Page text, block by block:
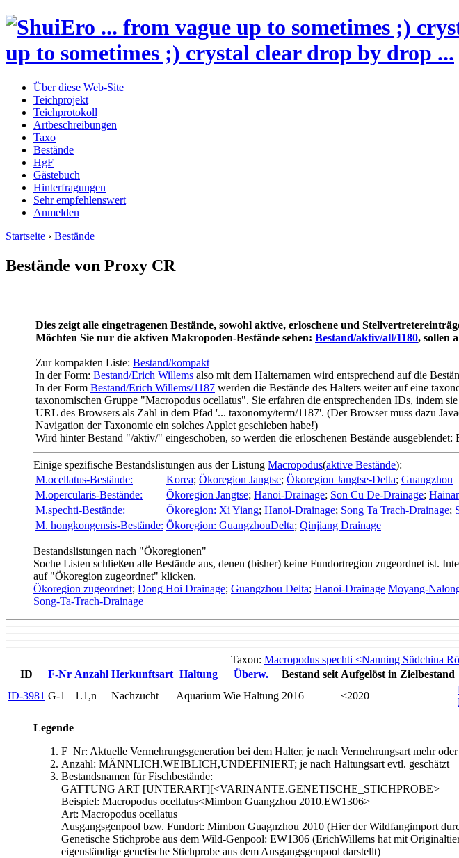
up to sometimes ;) crystal clear drop by drop ...
Über diese Web-Site
Teichprojekt
Teichprotokoll
Artbeschreibungen
Taxo
Bestände
HgF
Gästebuch
Hinterfragungen
Sehr empfehlenswert
Anmelden
Startseite › Bestände
Bestände von Proxy CR
Dies zeigt alle eingetragenen Bestände, sowohl aktive, erloschene und
Möchten Sie nur die aktiven Makropoden-Bestände sehen: Bestand/aktiv/all/1180, sollen
Zur kompakten Liste: Bestand/kompakt
In der Form: Bestand/Erich Willems also mit dem Halternamen wird entsprechend auf die
In der Form Bestand/Erich Willems/1187 werden die Bestände des Halters weiter auf eine
taxonomischen Gruppe "Macropodus ocellatus". Sie erfahren die entsprechenden IDs, indem
URL des Browsers als Zahl in dem Pfad '... taxonomy/term/1187'. (Der Browser muss dazu
Navigation der Taxonomie ein solches Applet geschieben habe!)
Wird hinter Bestand "/aktiv/" eingeschoben, so werden die erloschenen Bestände ausgeblendet:
Einige spezifische Bestandslistungen aus der Listung Macropodus(aktive Bestände):
M.ocellatus-Bestände:
Korea; Ökoregion Jangtse; Ökoregion Jangtse-Delta; Guangzhou
M.opercularis-Bestände:
Ökoregion Jangtse; Hanoi-Drainage; Son Cu De-Drainage;
M.spechti-Bestände:
Ökoregion: Xi Yiang; Hanoi-Drainage; Song Ta Trach-Drainage;
M. hongkongensis-Bestände: Ökoregion: GuangzhouDelta; Qinjiang Drainage
Bestandslistungen nach "Ökoregionen"
Soche Listen schließen alle Bestände aus, denen (bisher) keine Fundortregion zugeordnet ist.
auf "Ökoregion zugeordnet" klicken.
Ökoregion zugeordnet; Dong Hoi Drainage; Guangzhou Delta; Hanoi-Drainage Moyang-
Song-Ta-Trach-Drainage
Taxon: Macropodus spechti <Nanning Südchina
ID
F-Nr Anzahl Herkunftsart Haltung Überw. Bestand seit Aufgelöst in Zielbestand
ID-3981 G-1 1.1,n Nachzucht Aquarium Wie Haltung 2016 <2020
Legende
F_Nr: Aktuelle Vermehrungsgeneration bei dem Halter, je nach Vermehrungsart mehr
Anzahl: MÄNNLICH.WEIBLICH,UNDEFINIERT; je nach Haltungsart evtl. geschätzt
Bestandsnamen für Fischbestände:
GATTUNG ART [UNTERART][<VARINANTE.GENETISCHE_STICHPROBE>
Beispiel: Macropodus ocellatus<Mimbon Guangzhou 2010.EW1306>
Art: Macropodus ocellatus
Ausgangsgenpool bzw. Fundort: Mimbon Guagnzhou 2010 (Hier der Wildfangimport
Genetische Stichprobe aus dem Wild-Genpool: EW1306 (ErichWillems hat mit
eigenständige genetische Stichprobe aus dem Ausgangsgenpool darstellt)